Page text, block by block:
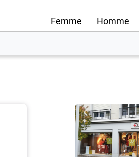
Femme Homme
Appuyer
sur
la
touche
ENTRÉE